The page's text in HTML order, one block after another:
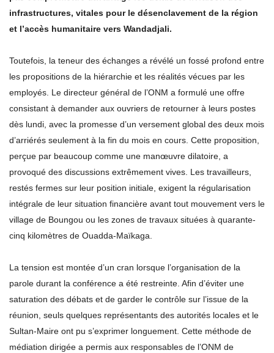
infrastructures, vitales pour le désenclavement de la région
et l’accès humanitaire vers Wandadjali.
Toutefois, la teneur des échanges a révélé un fossé profond entre
les propositions de la hiérarchie et les réalités vécues par les
employés. Le directeur général de l’ONM a formulé une offre
consistant à demander aux ouvriers de retourner à leurs postes
dès lundi, avec la promesse d’un versement global des deux mois
d’arriérés seulement à la fin du mois en cours. Cette proposition,
perçue par beaucoup comme une manœuvre dilatoire, a
provoqué des discussions extrêmement vives. Les travailleurs,
restés fermes sur leur position initiale, exigent la régularisation
intégrale de leur situation financière avant tout mouvement vers le
village de Boungou ou les zones de travaux situées à quarante-
cinq kilomètres de Ouadda-Maïkaga.
La tension est montée d’un cran lorsque l’organisation de la
parole durant la conférence a été restreinte. Afin d’éviter une
saturation des débats et de garder le contrôle sur l’issue de la
réunion, seuls quelques représentants des autorités locales et le
Sultan-Maire ont pu s’exprimer longuement. Cette méthode de
médiation dirigée a permis aux responsables de l’ONM de